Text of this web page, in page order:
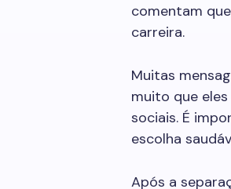
comentam
carreira.
Muitas
muito que
sociais. É
escolha
Após a